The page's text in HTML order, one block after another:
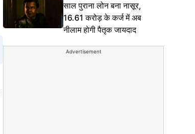
साल पुराना लोन बना नासूर,
16.61 करोड़ के कर्ज में अब
नीलाम होगी पैतृक जायदाद
Advertisement